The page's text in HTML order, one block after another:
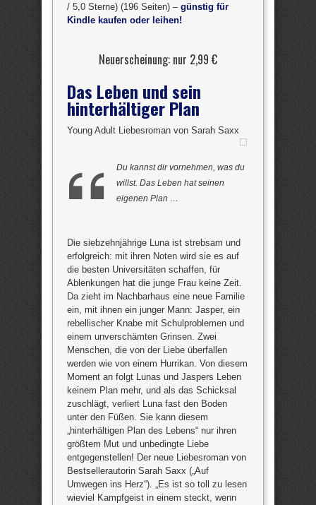
/ 5,0 Sterne) (196 Seiten) – günstig für
Kindle kaufen oder leihen!
Neuerscheinung: nur 2,99 €
Das Leben und sein
hinterhältiger Plan
Young Adult Liebesroman von Sarah Saxx
Du kannst dir vornehmen, was du
willst. Das Leben hat seinen
eigenen Plan …
Die siebzehnjährige Luna ist strebsam und
erfolgreich: mit ihren Noten wird sie es auf
die besten Universitäten schaffen, für
Ablenkungen hat die junge Frau keine Zeit.
Da zieht im Nachbarhaus eine neue Familie
ein, mit ihnen ein junger Mann: Jasper, ein
rebellischer Knabe mit Schulproblemen und
einem unverschämten Grinsen. Zwei
Menschen, die von der Liebe überfallen
werden wie von einem Hurrikan. Von diesem
Moment an folgt Lunas und Jaspers Leben
keinem Plan mehr, und als das Schicksal
zuschlägt, verliert Luna fast den Boden
unter den Füßen. Sie kann diesem
„hinterhältigen Plan des Lebens“ nur ihren
größtem Mut und unbedingte Liebe
entgegenstellen! Der neue Liebesroman von
Bestsellerautorin Sarah Saxx („Auf
Umwegen ins Herz“). „Es ist so toll zu lesen
wieviel Kampfgeist in einem steckt, wenn